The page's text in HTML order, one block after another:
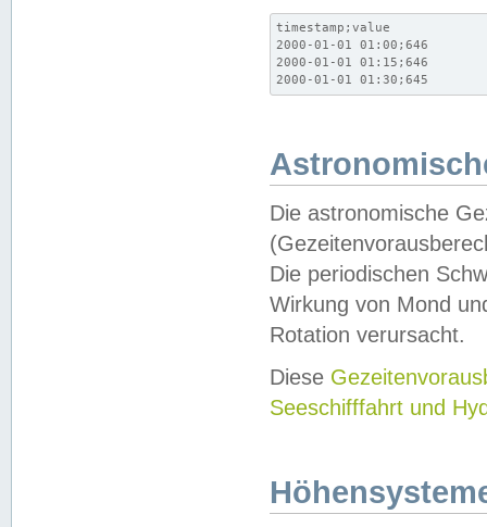
timestamp;value
2000-01-01 01:00;646
2000-01-01 01:15;646
2000-01-01 01:30;645
Die astronomische
Die periodischen
Wirkung von Mond
Rotation verursacht.
Diese
Seeschifffahrt und